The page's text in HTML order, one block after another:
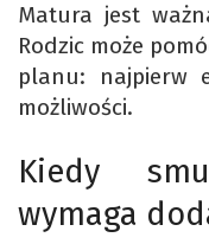
Matura jest
Rodzic może
planu: najpierw
możliwości.
Kiedy
wymaga